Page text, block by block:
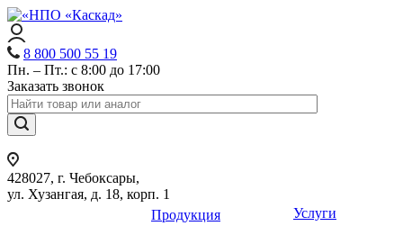
8 800 500 55 19
Пн. – Пт.: с 8:00 до 17:00
Заказать звонок
428027, г. Чебоксары,
ул. Хузангая, д. 18, корп. 1
Продукция
Услуги